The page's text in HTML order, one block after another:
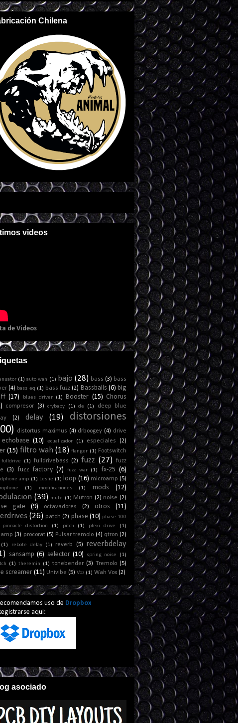
Chilena
videos
de Videos
(1) auto wah (1) bajo (28) bass (3) bass
(4) bass eq (1) bass fuzz (2) Bassballs (6) big
(17) blues driver (1) Booster (15) Chorus
compresor (3) crybaby (1) de (1)
deep blue
(2) delay (19)
distorsiones
distortus maximus (4) drboogey (4) drive
echobase (10) ecualizador (1) especiales (2)
(15) filtro wah (18) flanger (1) Footswitch
fulldrive (1) fulldrivebass (2) fuzz (27) fuzz
(3) fuzz factory (7) fuzz war (1) fx-25 (6)
amp (1) Leslie (1) loop (16) microamp (5)
(1) modificaciones (1) mods (12)
(39) mute (1) Mutron (2) noise (2)
gate (9) octavadores (2) otros (11)
(26) patch (2) phase (10) phase 100
pinnacle distortion (1) pitch (1) plexi drive (1)
(3) procorat (5) Pulsar tremolo (4) qtron (2)
(1) rebote delay (1) reverb (5)
reverbdelay
sansamp (6) selector (10) spring noise
(1)
(1) theremin (1) tonebender (3) Tremolo (5)
screamer(11) Univibe (5) Voz (1) Wah Vox (2)
uso de Dropbox
aqui:
asociado